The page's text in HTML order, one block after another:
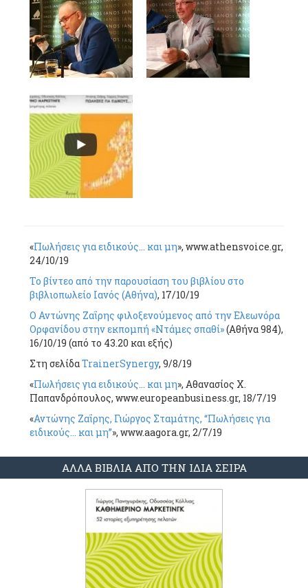
«Πωλήσεις για ειδικούς… και μη», www.athensvoice.gr,
24/10/19
Το βίντεο από την παρουσίαση του βιβλίου στο
βιβλιοπωλείο Ιανός (Αθήνα), 17/10/19
Ο Αντώνης Ζαΐρης φιλοξενούμενος από την Ελεωνόρα
Ορφανίδου στην εκπομπή «Ντάμες σπαθί»(Αθήνα 984),
16/10/19 (από το 43.20 και εξής)
Στη σελίδαTrainerSynergy, 9/8/19
«Πωλήσεις για ειδικούς… και μη», Αθανασίος Χ.
Παπανδρόπουλος, www.europeanbusiness.gr, 18/7/19
«Αντώνης Ζαΐρης, Γιώργος Σταμάτης, “Πωλήσεις για
ειδικούς… και μη”», www.aagora.gr, 2/7/19
ΑΛΛΑ ΒΙΒΛΙΑ ΑΠΟ ΤΗΝ ΙΔΙΑ ΣΕΙΡΑ